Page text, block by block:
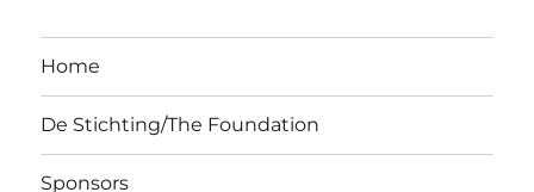
Home
De Stichting/The Foundation
Sponsors